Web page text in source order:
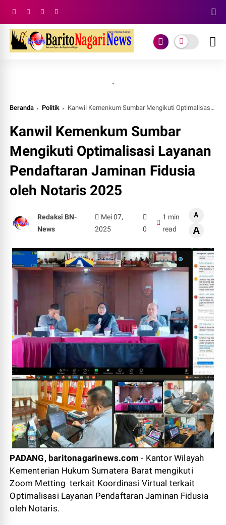
.
Beranda Politik Kanwil Kemenkum Sumbar Mengikuti Optimalisasi Layanan Pendaftaran Jaminan Fidusia oleh Notaris 2025
Kanwil Kemenkum Sumbar
Mengikuti Optimalisasi Layanan
Pendaftaran Jaminan Fidusia
oleh Notaris 2025
Redaksi BN-
News
Mei 07,
2025
0
1 min
read
A
A
PADANG, baritonagarinews.com - Kantor Wilayah
Kementerian Hukum Sumatera Barat mengikuti
Zoom Metting terkait Koordinasi Virtual terkait
Optimalisasi Layanan Pendaftaran Jaminan Fidusia
oleh Notaris.